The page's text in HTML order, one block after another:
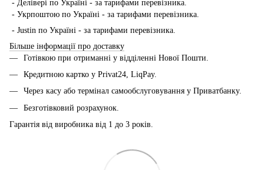
- Делівері по Україні - за тарифами перевізника.
- Укрпоштою по Україні - за тарифами перевізника.
- Justin по Україні - за тарифами перевізника.
Більше інформації про доставку
Готівкою при отриманні у відділенні Нової Пошти.
Кредитною картко у Privat24, LiqPay.
Через касу або термінал самообслуговування у Приватбанку.
Безготівковий розрахунок.
Гарантія від виробника від 1 до 3 років.